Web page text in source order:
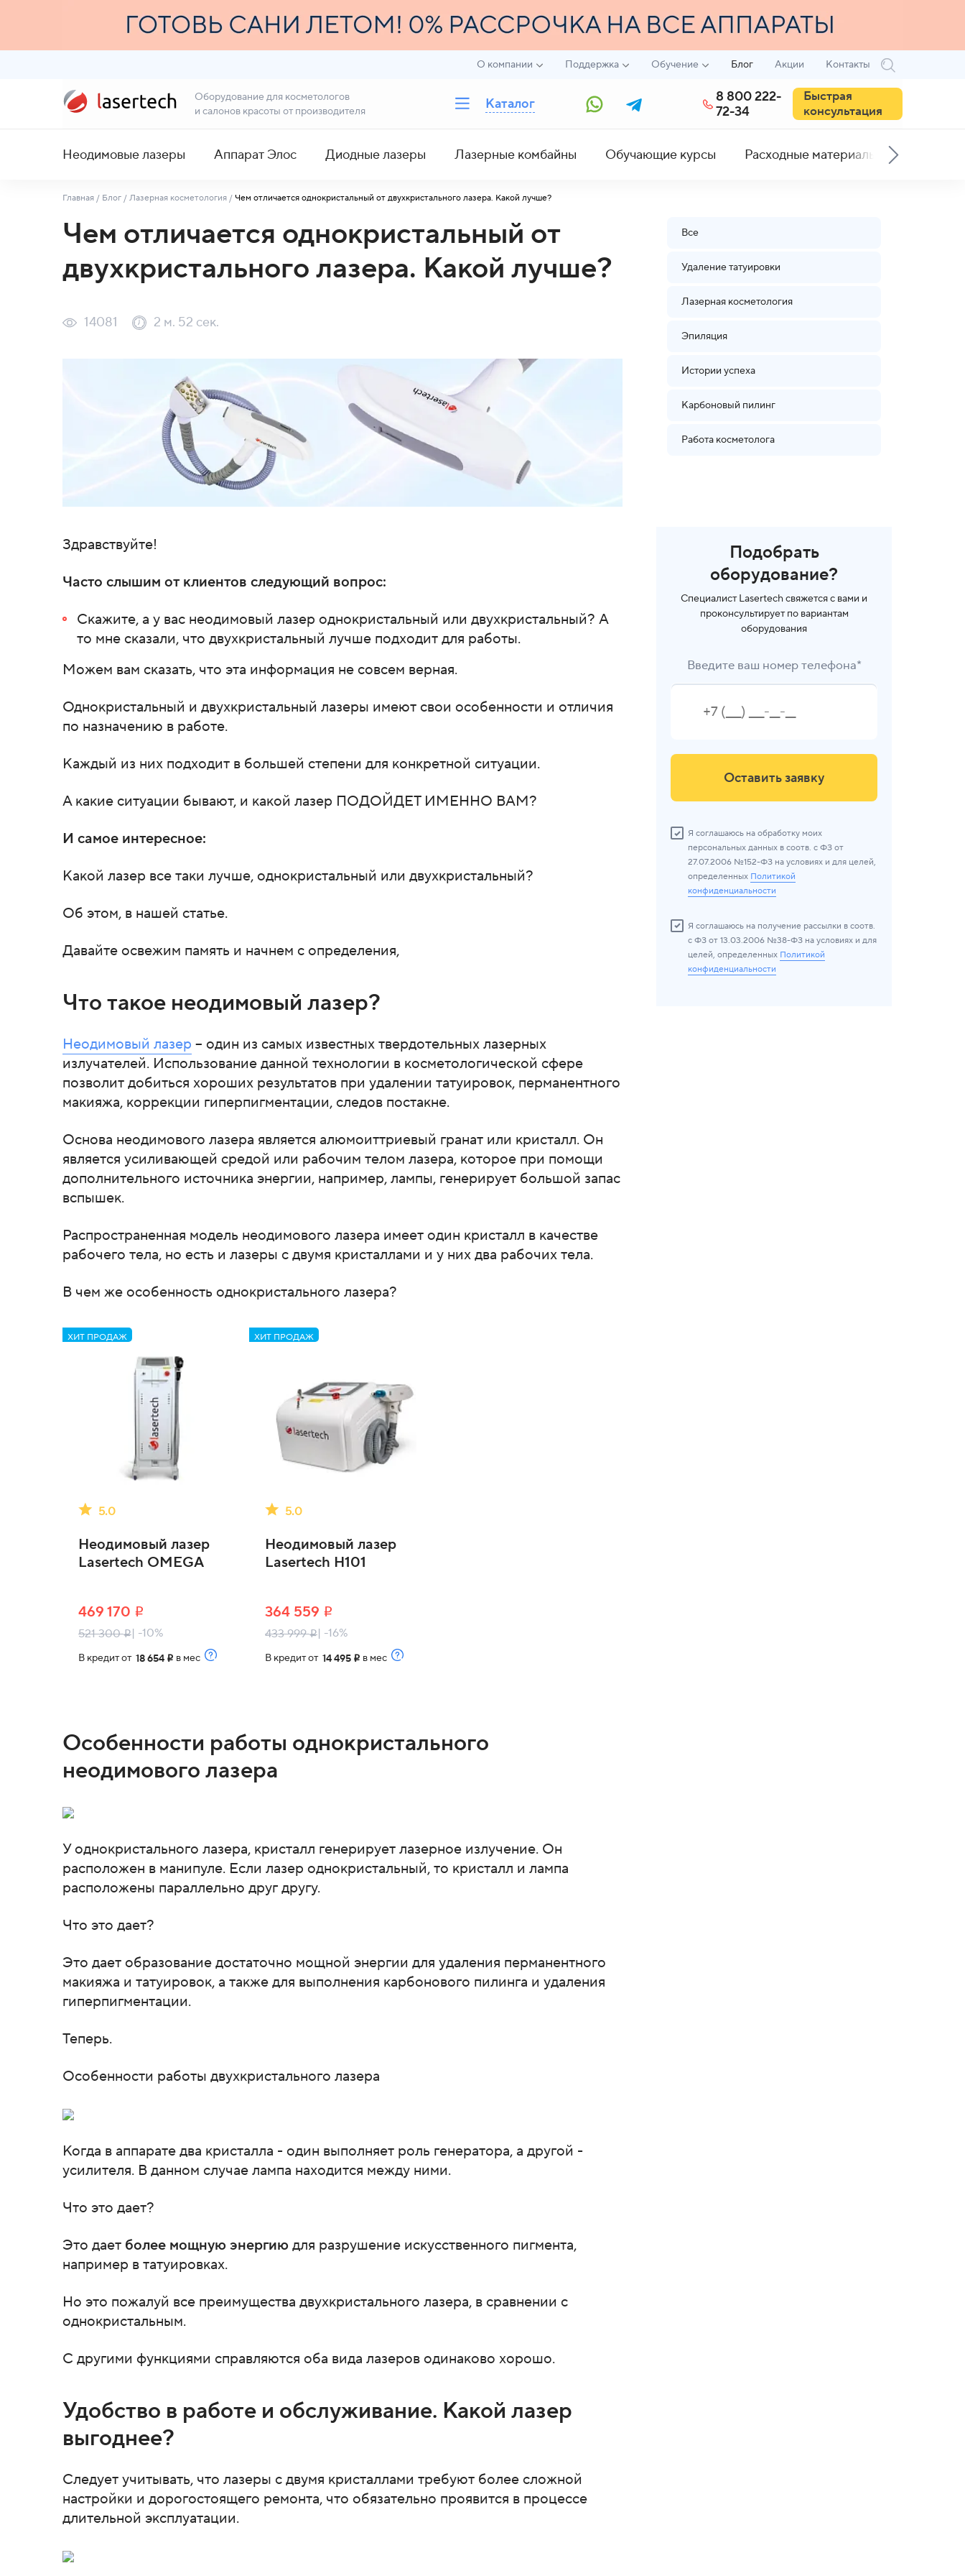
О компании Поддержка Обучение Блог Акции Контакты
Оборудование для косметологов
и салонов красоты от производителя
Каталог
8 800 222-
72-34
Быстрая
консультация
Неодимовые лазеры Аппарат Элос Диодные лазеры Лазерные комбайны Обучающие курсы Расходные материалы
Главная / Блог / Лазерная косметология / Чем отличается однокристальный от двухкристального лазера. Какой лучше?
Чем отличается однокристальный от
двухкристального лазера. Какой лучше?
14081 2 м. 52 сек.
Здравствуйте!
Часто слышим от клиентов следующий вопрос:
Скажите, а у вас неодимовый лазер однокристальный или двухкристальный? А
то мне сказали, что двухкристальный лучше подходит для работы.
Можем вам сказать, что эта информация не совсем верная.
Однокристальный и двухкристальный лазеры имеют свои особенности и отличия
по назначению в работе.
Каждый из них подходит в большей степени для конкретной ситуации.
А какие ситуации бывают, и какой лазер ПОДОЙДЕТ ИМЕННО ВАМ?
И самое интересное:
Какой лазер все таки лучше, однокристальный или двухкристальный?
Об этом, в нашей статье.
Давайте освежим память и начнем с определения,
Что такое неодимовый лазер?
Неодимовый лазер – один из самых известных твердотельных лазерных
излучателей. Использование данной технологии в косметологической сфере
позволит добиться хороших результатов при удалении татуировок, перманентного
макияжа, коррекции гиперпигментации, следов постакне.
Основа неодимового лазера является алюмоиттриевый гранат или кристалл. Он
является усиливающей средой или рабочим телом лазера, которое при помощи
дополнительного источника энергии, например, лампы, генерирует большой запас
вспышек.
Распространенная модель неодимового лазера имеет один кристалл в качестве
рабочего тела, но есть и лазеры с двумя кристаллами и у них два рабочих тела.
В чем же особенность однокристального лазера?
ХИТ ПРОДАЖ
5.0
Неодимовый лазер
Lasertech OMEGA
469 170 i
521 300i| -10%
В кредит от 18 654 i в мес
ХИТ ПРОДАЖ
5.0
Неодимовый лазер
Lasertech H101
364 559 i
433 999i| -16%
В кредит от 14 495 i в мес
Особенности работы однокристального
неодимового лазера
У однокристального лазера, кристалл генерирует лазерное излучение. Он
расположен в манипуле. Если лазер однокристальный, то кристалл и лампа
расположены параллельно друг другу.
Что это дает?
Это дает образование достаточно мощной энергии для удаления перманентного
макияжа и татуировок, а также для выполнения карбонового пилинга и удаления
гиперпигментации.
Теперь.
Особенности работы двухкристального лазера
Когда в аппарате два кристалла - один выполняет роль генератора, а другой -
усилителя. В данном случае лампа находится между ними.
Что это дает?
Это дает более мощную энергию для разрушение искусственного пигмента,
например в татуировках.
Но это пожалуй все преимущества двухкристального лазера, в сравнении с
однокристальным.
С другими функциями справляются оба вида лазеров одинаково хорошо.
Удобство в работе и обслуживание. Какой лазер
выгоднее?
Следует учитывать, что лазеры с двумя кристаллами требуют более сложной
настройки и дорогостоящего ремонта, что обязательно проявится в процессе
длительной эксплуатации.
Все
Удаление татуировки
Лазерная косметология
Эпиляция
Истории успеха
Карбоновый пилинг
Работа косметолога
Подобрать
оборудование?
Специалист Lasertech свяжется с вами и
проконсультирует по вариантам
оборудования
Введите ваш номер телефона*
Оставить заявку
Я соглашаюсь на обработку моих
персональных данных в соотв. с ФЗ от
27.07.2006 №152-ФЗ на условиях и для целей,
определенных Политикой
конфиденциальности
Я соглашаюсь на получение рассылки в соотв.
с ФЗ от 13.03.2006 №38-ФЗ на условиях и для
целей, определенных Политикой
конфиденциальности